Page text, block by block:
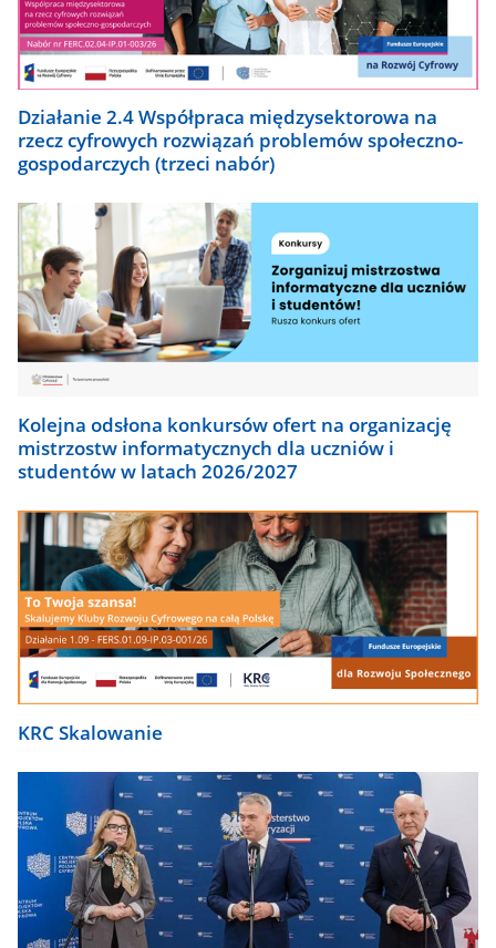
Działanie 2.4 Współpraca międzysektorowa na
rzecz cyfrowych rozwiązań problemów społeczno-
gospodarczych (trzeci nabór)
Kolejna odsłona konkursów ofert na organizację
mistrzostw informatycznych dla uczniów i
studentów w latach 2026/2027
KRC Skalowanie